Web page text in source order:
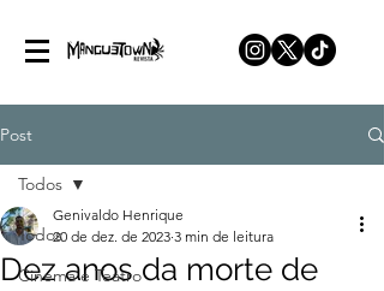
Post
Todos
Cinema e Teatro
Todos
Dez anos da morte de
Genivaldo Henrique
20 de dez. de 2023 3 min de leitura